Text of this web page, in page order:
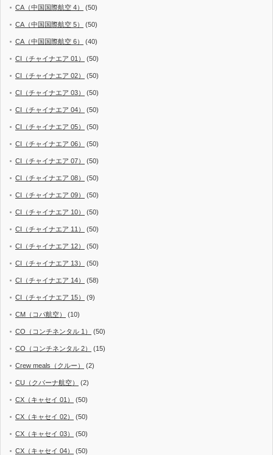
CA（中国国際航空 4） (50)
CA（中国国際航空 5） (50)
CA（中国国際航空 6） (40)
CI（チャイナエア 01） (50)
CI（チャイナエア 02） (50)
CI（チャイナエア 03） (50)
CI（チャイナエア 04） (50)
CI（チャイナエア 05） (50)
CI（チャイナエア 06） (50)
CI（チャイナエア 07） (50)
CI（チャイナエア 08） (50)
CI（チャイナエア 09） (50)
CI（チャイナエア 10） (50)
CI（チャイナエア 11） (50)
CI（チャイナエア 12） (50)
CI（チャイナエア 13） (50)
CI（チャイナエア 14） (58)
CI（チャイナエア 15） (9)
CM（コパ航空） (10)
CO（コンチネンタル 1） (50)
CO（コンチネンタル 2） (15)
Crew meals（クルー） (2)
CU（クバーナ航空） (2)
CX（キャセイ 01） (50)
CX（キャセイ 02） (50)
CX（キャセイ 03） (50)
CX（キャセイ 04） (50)